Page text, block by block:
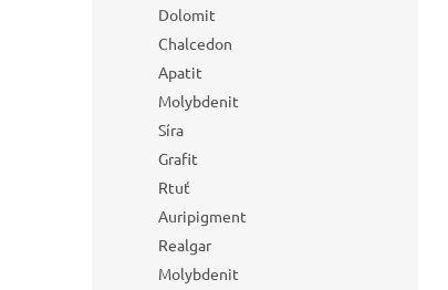
Dolomit
Chalcedon
Apatit
Molybdenit
Síra
Grafit
Rtuť
Auripigment
Realgar
Molybdenit